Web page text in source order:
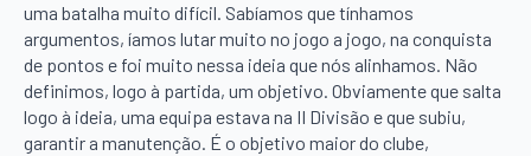
uma batalha muito difícil. Sabíamos que tínhamos
argumentos, íamos lutar muito no jogo a jogo, na conquista
de pontos e foi muito nessa ideia que nós alinhamos. Não
definimos, logo à partida, um objetivo. Obviamente que salta
logo à ideia, uma equipa estava na II Divisão e que subiu,
garantir a manutenção. É o objetivo maior do clube,